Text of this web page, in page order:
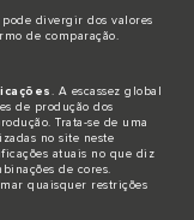
divergir dos valores
de comparação.
. A escassez global
de produção dos
Trata-se de uma
no site neste
atuais no que diz
de cores.
quaisquer restrições